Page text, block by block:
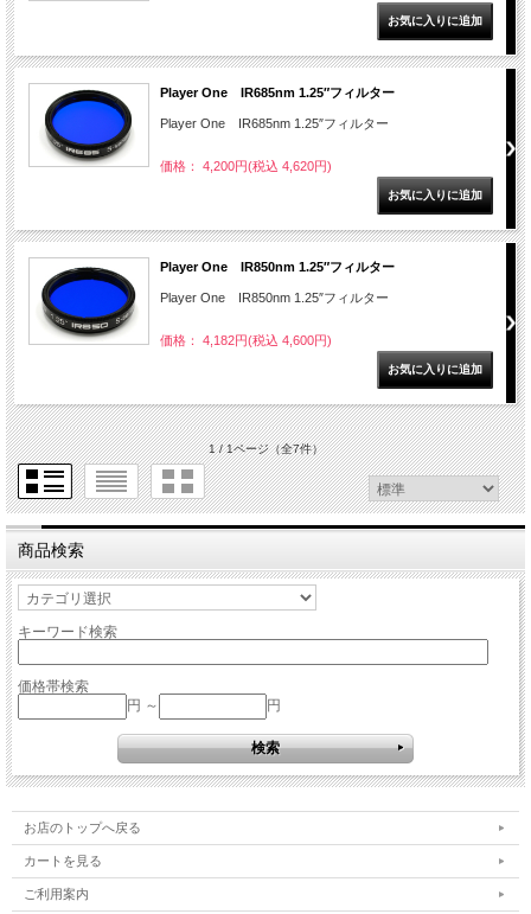
Player One IR685nm 1.25″フィルター
Player One IR685nm 1.25″フィルター
価格： 4,200円(税込 4,620円)
Player One IR850nm 1.25″フィルター
Player One IR850nm 1.25″フィルター
価格： 4,182円(税込 4,600円)
1 / 1ページ（全7件）
商品検索
キーワード検索
価格帯検索
円 ～
円
お店のトップへ戻る
カートを見る
ご利用案内